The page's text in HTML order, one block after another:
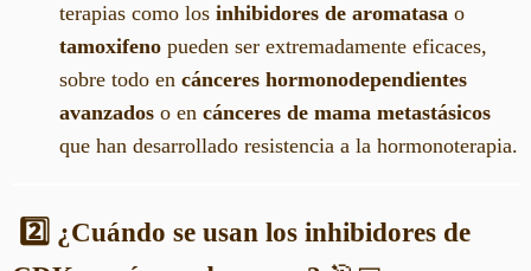
terapias como los inhibidores de aromatasa o
tamoxifeno pueden ser extremadamente eficaces,
sobre todo en cánceres hormonodependientes
avanzados o en cánceres de mama metastásicos
que han desarrollado resistencia a la hormonoterapia.
2️⃣ ¿Cuándo se usan los inhibidores de